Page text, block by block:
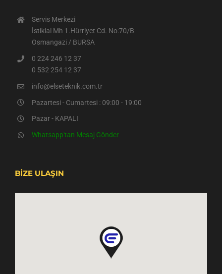
Servis Merkezi
İstiklal Mh 1.Hürriyet Cd. No:70/B
Osmangazi / BURSA
0 224 246 12 37
0 532 254 12 37
info@elseteknik.com.tr
Pazartesi - Cumartesi : 09:00 - 19:00
Pazar - KAPALI
Whatsapp'tan Mesaj Gönder
BİZE ULAŞIN